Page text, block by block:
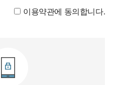
이용약관에 동의합니다.